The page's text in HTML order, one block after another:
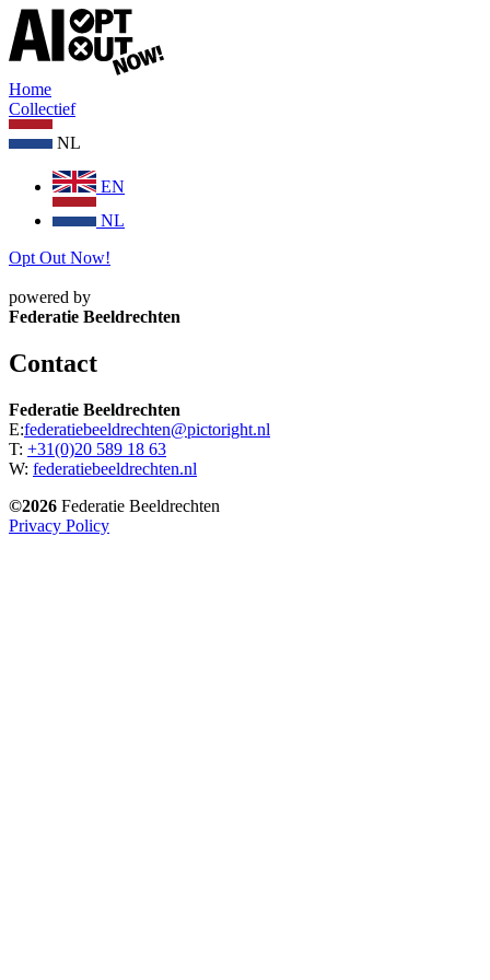
Home
Collectief
NL
EN
NL
Opt Out Now!
powered by
Federatie Beeldrechten
Contact
Federatie Beeldrechten
E:federatiebeeldrechten@pictoright.nl
T: +31(0)20 589 18 63
W: federatiebeeldrechten.nl
©2026 Federatie Beeldrechten
Privacy Policy